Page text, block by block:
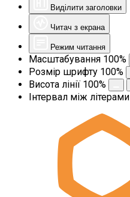
Виділити заголовки
Читач з екрана
Режим читання
Масштабування 100%
Розмір шрифту 100%
Висота лінії 100%
Інтервал між літерами